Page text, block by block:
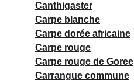
Canthigaster
Carrangue commune
Carpe blanche
Carpe dorée africaine
Carpe rouge
Carpe rouge de Goree